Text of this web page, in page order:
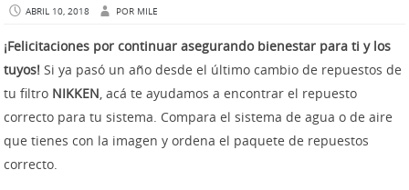
ABRIL 10, 2018 POR MILE
¡Felicitaciones por continuar asegurando bienestar para ti y los
tuyos! Si ya pasó un año desde el último cambio de repuestos de
tu filtro NIKKEN, acá te ayudamos a encontrar el repuesto
correcto para tu sistema. Compara el sistema de agua o de aire
que tienes con la imagen y ordena el paquete de repuestos
correcto.